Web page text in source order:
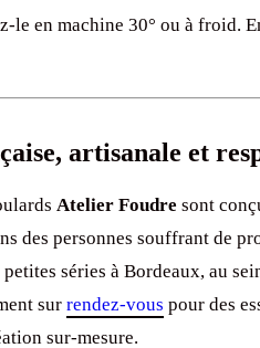
le en machine 30° ou à froid.
artisanale et
Atelier Foudre sont
des personnes souffrant de
séries à Bordeaux, au
sur rendez-vous pour des
sur-mesure.